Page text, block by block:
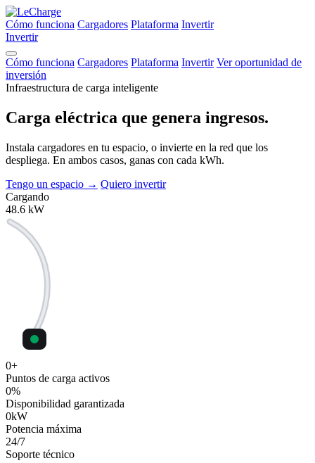
Cómo funciona Cargadores Plataforma Invertir
Invertir
Cómo funciona Cargadores Plataforma Invertir Ver oportunidad de
inversión
Infraestructura de carga inteligente
Carga eléctrica que genera ingresos.
Instala cargadores en tu espacio, o invierte en la red que los
despliega. En ambos casos, ganas con cada kWh.
Tengo un espacio → Quiero invertir
Cargando
48.6 kW
0+
Puntos de carga activos
0%
Disponibilidad garantizada
0kW
Potencia máxima
24/7
Soporte técnico